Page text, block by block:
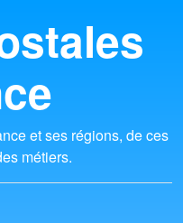
et ses régions, de ces
métiers.